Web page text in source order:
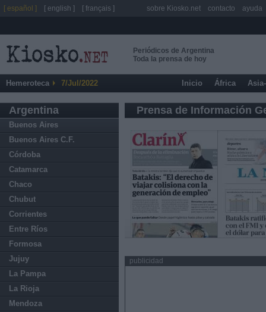
Periódicos de Argentina
Toda la prensa de hoy
Hemeroteca 7/Jul/2022 Inicio África
Argentina
Buenos Aires
Buenos Aires C.F.
Córdoba
Catamarca
Chaco
Chubut
Corrientes
Entre Ríos
Formosa
Jujuy
La Pampa
La Rioja
Mendoza
Prensa de Información
publicidad
[ español ] [ english ] [ français ] sobre Kiosko.net contacto ayuda